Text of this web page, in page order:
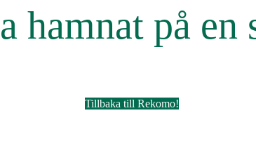
hamnat på
Tillbaka till Rekomo!